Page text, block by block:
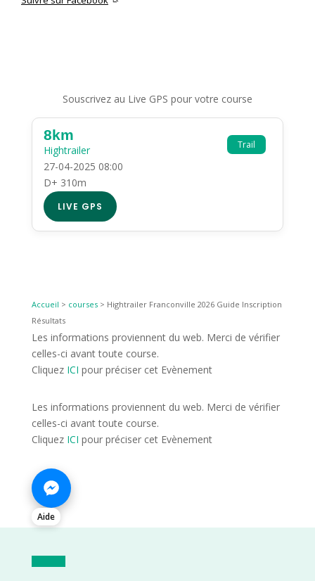
Souscrivez au Live GPS pour votre course
Trail
8km
Hightrailer
27-04-2025 08:00
D+ 310m
LIVE GPS
Accueil > courses> Hightrailer Franconville 2026 Guide Inscription
Résultats
Les informations proviennent du web. Merci de vérifier
celles-ci avant toute course.
Cliquez ICI pour préciser cet Evènement
Les informations proviennent du web. Merci de vérifier
celles-ci avant toute course.
Cliquez ICI pour préciser cet Evènement
Aide